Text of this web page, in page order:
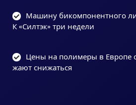
Машину бикомпонентного
К «Силтэк» три недели
Цены на полимеры в Европе
жают снижаться